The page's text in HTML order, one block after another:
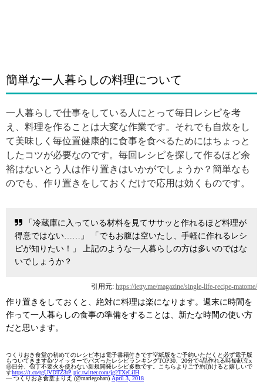
簡単な一人暮らしの料理について
一人暮らしで仕事をしている人にとって毎日レシピを考
え、料理を作ることは大変な作業です。それでも自炊をし
て美味しく毎位置健康的に食事を食べるためにはちょっと
したコツが必要なのです。毎回レシピを探して作るほど余
裕はないとう人は作り置きはいかがでしょうか？簡単なも
のでも、作り置きをしておくだけで応用は効くものです。
「冷蔵庫に入っている材料を見てササッと作れるほど料理が
得意ではない……」 「でもお腹は空いたし、手軽に作れるレシ
ピが知りたい！」 上記のような一人暮らしの方は多いのではな
いでしょうか？
引用元: https://ietty.me/magazine/single-life-recipe-matome/
作り置きをしておくと、絶対に料理は楽になります。週末に時間を
作って一人暮らしの食事の準備をすることは、新たな時間の使い方
だと思います。
つくりおき食堂の初めてのレシピ本は電子書籍付きです💡紙版をご予約いただくと必ず電子版
もついてきます👍ツイッターでバズったレシピランキングTOP30、20分で4品作れる時短献立x
㊙️日分、包丁不要火を使わない新規開発レシピ多数です。こちらよりご予約頂けると嬉しいで
すhttps://t.co/tgUVDTZ3rP pic.twitter.com/jg2TXeLiIH
— つくりおき食堂まりえ (@mariegohan) April 3, 2018